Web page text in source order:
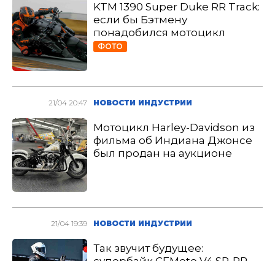
KTM 1390 Super Duke RR Track:
если бы Бэтмену
понадобился мотоцикл
ФОТО
21/04 20:47 НОВОСТИ ИНДУСТРИИ
Мотоцикл Harley-Davidson из
фильма об Индиана Джонсе
был продан на аукционе
21/04 19:39 НОВОСТИ ИНДУСТРИИ
Так звучит будущее: